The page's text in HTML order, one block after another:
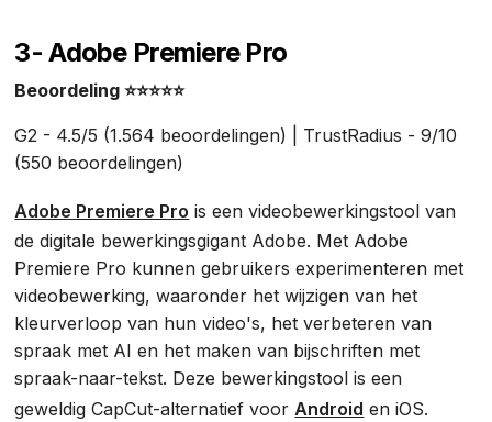
3- Adobe Premiere Pro
Beoordeling ⭐⭐⭐⭐⭐
G2 - 4.5/5 (1.564 beoordelingen) | TrustRadius - 9/10
(550 beoordelingen)
Adobe Premiere Pro is een videobewerkingstool van
de digitale bewerkingsgigant Adobe. Met Adobe
Premiere Pro kunnen gebruikers experimenteren met
videobewerking, waaronder het wijzigen van het
kleurverloop van hun video's, het verbeteren van
spraak met AI en het maken van bijschriften met
spraak-naar-tekst. Deze bewerkingstool is een
geweldig CapCut-alternatief voorAndroid en iOS.